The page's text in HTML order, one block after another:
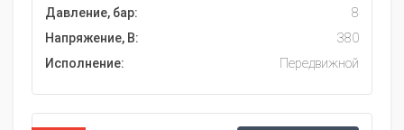
Давление, бар:
8
Напряжение, В:
380
Исполнение:
Передвижной